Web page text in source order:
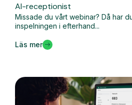
AI-receptionist
Missade du vårt webinar? Då har
inspelningen i efterhand...
Läs mer